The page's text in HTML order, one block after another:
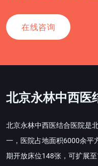
在线咨询
北京永林中西医
北京永林中西医结合医院是
一，医院占地面积6000余平
期开放床位148张，可扩展